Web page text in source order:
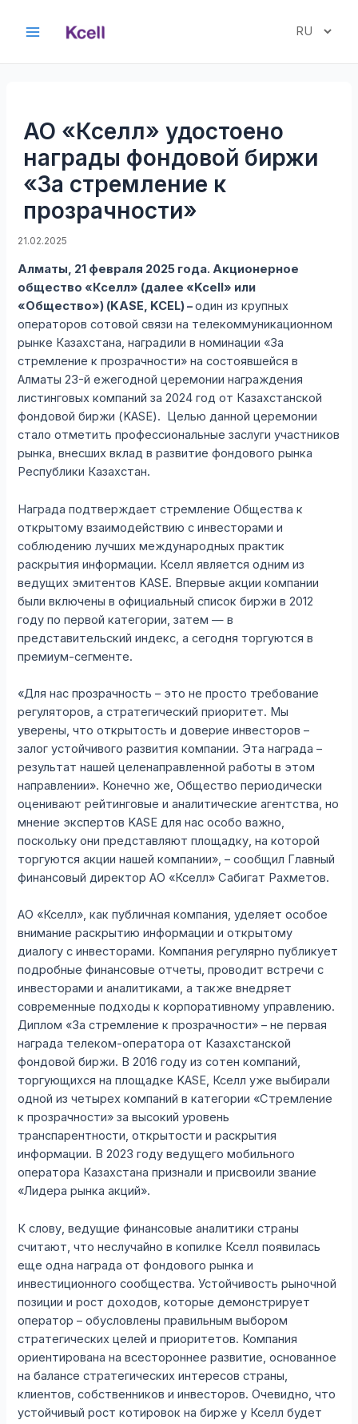
Выбрать
АО «Кселл» удостоено
награды фондовой биржи
«За стремление к
прозрачности»
21.02.2025
Алматы, 21 февраля 2025 года. Акционерное
общество «Кселл» (далее «Kcell» или
«Общество») (KASE, KCEL) –один из крупных
операторов сотовой связи на телекоммуникационном
рынке Казахстана, наградили в номинации «За
стремление к прозрачности» на состоявшейся в
Алматы 23-й ежегодной церемонии награждения
листинговых компаний за 2024 год от Казахстанской
фондовой биржи (KASE). Целью данной церемонии
стало отметить профессиональные заслуги участников
рынка, внесших вклад в развитие фондового рынка
Республики Казахстан.
Награда подтверждает стремление Общества к
открытому взаимодействию с инвесторами и
соблюдению лучших международных практик
раскрытия информации. Кселл является одним из
ведущих эмитентов KASE. Впервые акции компании
были включены в официальный список биржи в 2012
году по первой категории, затем — в
представительский индекс, а сегодня торгуются в
премиум-сегменте.
«Для нас прозрачность – это не просто требование
регуляторов, а стратегический приоритет. Мы
уверены, что открытость и доверие инвесторов –
залог устойчивого развития компании. Эта награда –
результат нашей целенаправленной работы в этом
направлении». Конечно же, Общество периодически
оценивают рейтинговые и аналитические агентства, но
мнение экспертов KASE для нас особо важно,
поскольку они представляют площадку, на которой
торгуются акции нашей компании», – сообщил Главный
финансовый директор АО «Кселл» Сабигат Рахметов.
АО «Кселл», как публичная компания, уделяет особое
внимание раскрытию информации и открытому
диалогу с инвесторами. Компания регулярно публикует
подробные финансовые отчеты, проводит встречи с
инвесторами и аналитиками, а также внедряет
современные подходы к корпоративному управлению.
Диплом «За стремление к прозрачности» – не первая
награда телеком-оператора от Казахстанской
фондовой биржи. В 2016 году из сотен компаний,
торгующихся на площадке KASE, Кселл уже выбирали
одной из четырех компаний в категории «Стремление
к прозрачности» за высокий уровень
транспарентности, открытости и раскрытия
информации. В 2023 году ведущего мобильного
оператора Казахстана признали и присвоили звание
«Лидера рынка акций».
К слову, ведущие финансовые аналитики страны
считают, что неслучайно в копилке Кселл появилась
еще одна награда от фондового рынка и
инвестиционного сообщества. Устойчивость рыночной
позиции и рост доходов, которые демонстрирует
оператор – обусловлены правильным выбором
стратегических целей и приоритетов. Компания
ориентирована на всестороннее развитие, основанное
на балансе стратегических интересов страны,
клиентов, собственников и инвесторов. Очевидно, что
устойчивый рост котировок на бирже у Кселл будет